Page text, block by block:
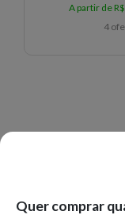
A partir de R$
4
Quer comprar